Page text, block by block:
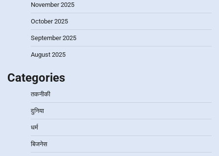
November 2025
October 2025
September 2025
August 2025
Categories
तकनीकी
दुनिया
धर्म
बिजनेस